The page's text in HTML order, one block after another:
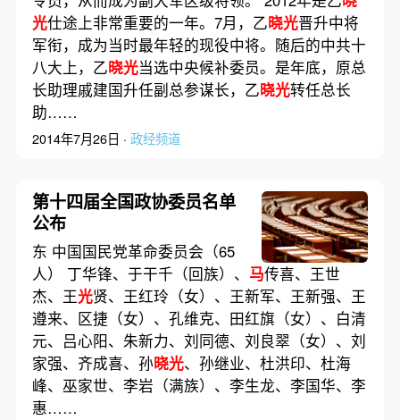
光仕途上非常重要的一年。7月，乙晓光晋升中将
军衔，成为当时最年轻的现役中将。随后的中共十
八大上，乙晓光当选中央候补委员。是年底，原总
长助理戚建国升任副总参谋长，乙晓光转任总长
助……
2014年7月26日 · 政经频道
第十四届全国政协委员名单
公布
东 中国国民党革命委员会（65
人） 丁华锋、于干千（回族）、 马传喜、王世
杰、王光贤、王红玲（女）、王新军、王新强、王
遵来、区捷（女）、孔维克、田红旗（女）、白清
元、吕心阳、朱新力、刘同德、刘良翠（女）、刘
家强、齐成喜、孙晓光、孙继业、杜洪印、杜海
峰、巫家世、李岩（满族）、李生龙、李国华、李
惠……